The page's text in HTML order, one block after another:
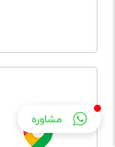
مشاوره